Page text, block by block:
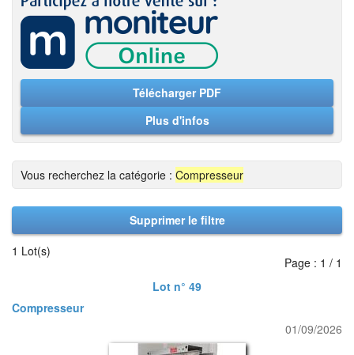
Télécharger PDF
Plus d'infos
Vous recherchez la catégorie : Compresseur
Supprimer le filtre
1 Lot(s)
Page : 1 / 1
Lot n° 49
Compresseur
01/09/2026